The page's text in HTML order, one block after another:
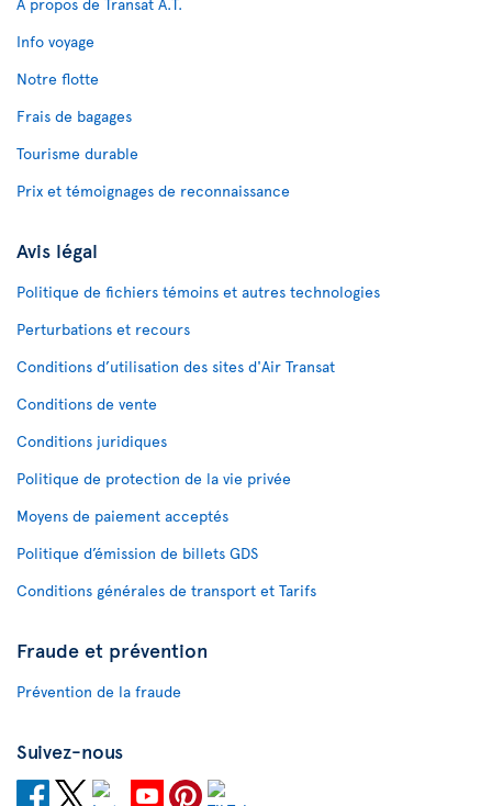
Info voyage
Notre flotte
Frais de bagages
Tourisme durable
Prix et témoignages de reconnaissance
Avis légal
Politique de fichiers témoins et autres technologies
Perturbations et recours
Conditions d’utilisation des sites d'Air Transat
Conditions de vente
Conditions juridiques
Politique de protection de la vie privée
Moyens de paiement acceptés
Politique d’émission de billets GDS
Conditions générales de transport et Tarifs
Fraude et prévention
Prévention de la fraude
Suivez-nous